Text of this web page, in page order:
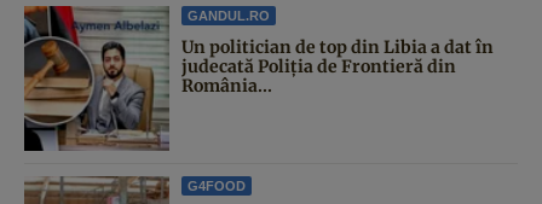
GANDUL.RO
Un politician de top din Libia a dat în
judecată Poliția de Frontieră din
România...
G4FOOD